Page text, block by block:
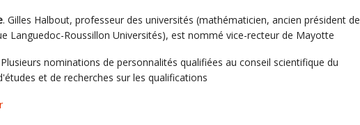
. Gilles Halbout, professeur des universités (mathématicien, ancien président de
Languedoc-Roussillon Universités), est nommé vice-recteur de Mayotte
Plusieurs nominations de personnalités qualifiées au conseil scientifique du
et de recherches sur les qualifications